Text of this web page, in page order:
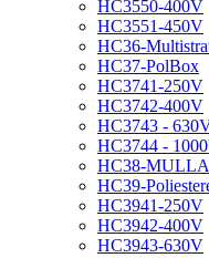
HC3550-400V
HC3551-450V
HC36-
HC37-PolBox
HC3741-250V
HC3742-400V
HC3743 -
HC3744 -
HC38-
HC39-
HC3941-250V
HC3942-400V
HC3943-630V